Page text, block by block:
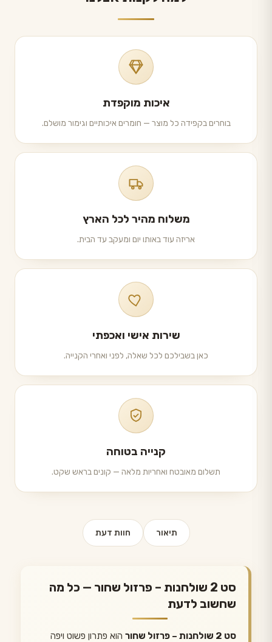
איכות מוקפדת
בוחרים בקפידה כל מוצר — חומרים איכותיים וגימור מושלם.
משלוח מהיר לכל הארץ
אריזה עוד באותו יום ומעקב עד הבית.
שירות אישי ואכפתי
כאן בשבילכם לכל שאלה, לפני ואחרי הקנייה.
קנייה בטוחה
תשלום מאובטח ואחריות מלאה — קונים בראש שקט.
תיאור חוות דעת
סט 2 שולחנות – פרזול שחור — כל מה
שחשוב לדעת
סט 2 שולחנות – פרזול שחור
הוא פתרון פשוט ויפה